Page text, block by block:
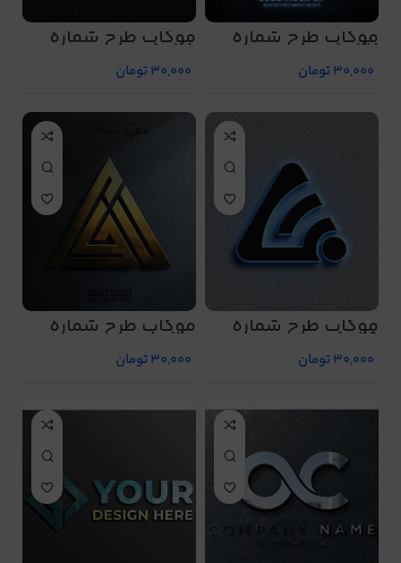
موکاپ طرح شماره
5027
30,000تومان
موکاپ طرح شماره
5028
30,000تومان
موکاپ طرح شماره
5029
30,000تومان
موکاپ طرح شماره
5030
30,000تومان